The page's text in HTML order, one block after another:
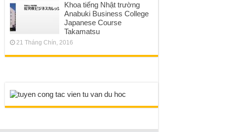
Khoa tiếng Nhật trường
Anabuki Business College
Japanese Course
Takamatsu
21 Tháng Chín, 2016